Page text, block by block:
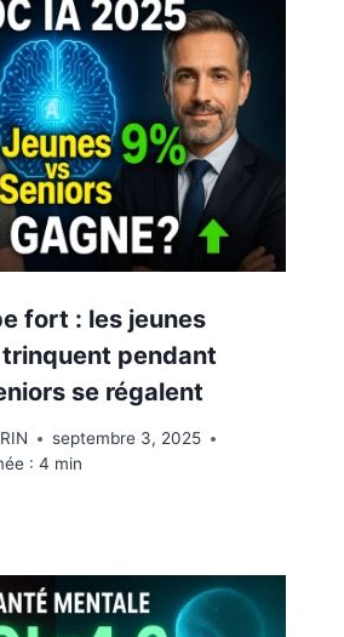
fort : les jeunes
pendant
se régalent
septembre 3, 2025
: 4 min